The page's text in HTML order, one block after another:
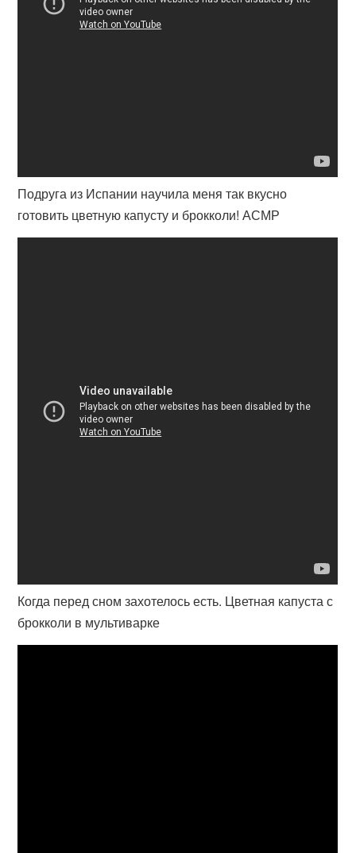
Подруга из Испании научила меня так вкусно
готовить цветную капусту и брокколи! АСМР
Когда перед сном захотелось есть. Цветная капуста с
брокколи в мультиварке